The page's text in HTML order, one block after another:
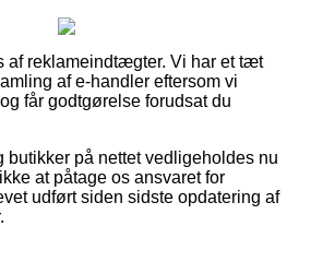
af reklameindtægter. Vi har et tæt
af e-handler eftersom vi
får godtgørelse forudsat du
butikker på nettet vedligeholdes nu
at påtage os ansvaret for
udført siden sidste opdatering af